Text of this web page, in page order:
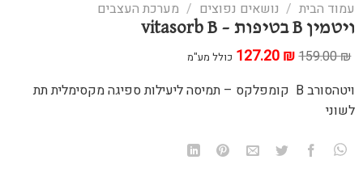
עמוד הבית / נושאים נפוצים / מערכת העצבים
ויטמין B בטיפות – vitasorb B
159.00₪ המחיר
159.00 ₪.
127.20₪ המחיר
127.20 ₪.
כולל מע"מ
ויטהסורב B קומפלקס – תמיסה ליעילות ספיגה מקסימלית תת
לשוני